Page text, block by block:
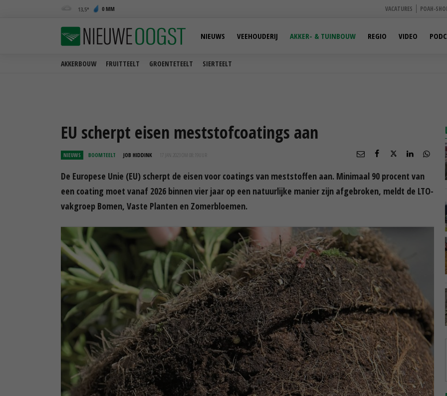
13,5 0 MM VACATURES POAH-
AKKERBOUW FRUITTEELT GROENTETEELT SIERTEELT
NIEUWS VEEHOUDERIJ AKKER- & TUINBOUW REGIO VIDEO
EU scherpt eisen meststofcoatings aan
NIEUWS BOOMTEELT JOB HIDDINK 17 JAN 2023 OM 08:19
De Europese Unie (EU) scherpt de eisen voor coatings van meststoffen aan. Minimaal 90 procent van
een coating moet vanaf 2026 binnen vier jaar op een natuurlijke manier zijn afgebroken, meldt de LTO-
vakgroep Bomen, Vaste Planten en Zomerbloemen.